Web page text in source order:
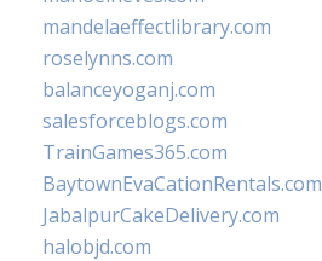
mandelaeffectlibrary.com
roselynns.com
balanceyoganj.com
salesforceblogs.com
TrainGames365.com
BaytownEvaCationRentals.com
JabalpurCakeDelivery.com
halobjd.com